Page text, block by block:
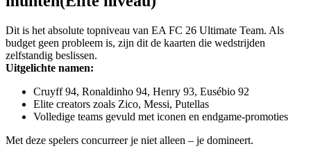
Dit is het absolute topniveau van EA FC 26 Ultimate Team. Als
budget geen probleem is, zijn dit de kaarten die wedstrijden
zelfstandig beslissen.
Uitgelichte namen:
Cruyff 94, Ronaldinho 94, Henry 93, Eusébio 92
Elite creators zoals Zico, Messi, Putellas
Volledige teams gevuld met iconen en endgame-promoties
Met deze spelers concurreer je niet alleen – je domineert.